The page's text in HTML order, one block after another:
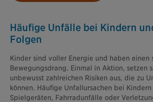
Häufige Unfälle bei Kindern
Folgen
Kinder sind voller Energie und haben einen
Bewegungsdrang. Einmal in Aktion, setzen
unbewusst zahlreichen Risiken aus, die zu
können. Häufige Unfallursachen bei
Spielgeräten, Fahrradunfälle oder